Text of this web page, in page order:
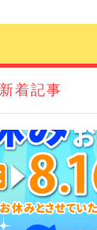
新着記事